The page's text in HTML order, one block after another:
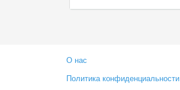
О нас
Политика конфиденциальности